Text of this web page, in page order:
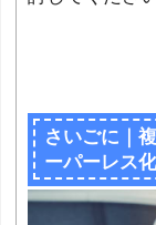
さいごに｜
ーパーレス